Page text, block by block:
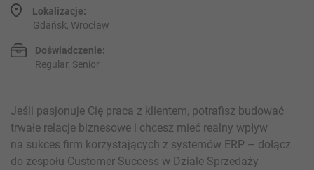
Lokalizacje:
Gdańsk, Wrocław
Doświadczenie:
Regular, Senior
Jeśli pasjonuje Cię praca z klientem, potrafisz budować
trwałe relacje biznesowe i chcesz mieć realny wpływ
na sukces firm korzystających z systemów ERP – dołącz
do zespołu Customer Success w Dziale Sprzedaży